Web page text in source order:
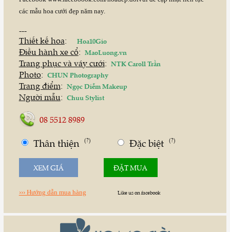
các mẫu hoa cưới đẹp năm nay.
---
Thiết kế hoa: Hoa10Gio
Điều hành xe cổ: MaoLuong.vn
Trang phục và váy cưới: NTK Caroll Trần
Photo: CHUN Photography
Trang điểm: Ngọc Diễm Makeup
Người mẫu: Chuu Stylist
08 5512 8989
Thân thiện (?) Đặc biệt (?)
XEM GIÁ ĐẶT MUA
››› Hướng dẫn mua hàng Like us on facebook